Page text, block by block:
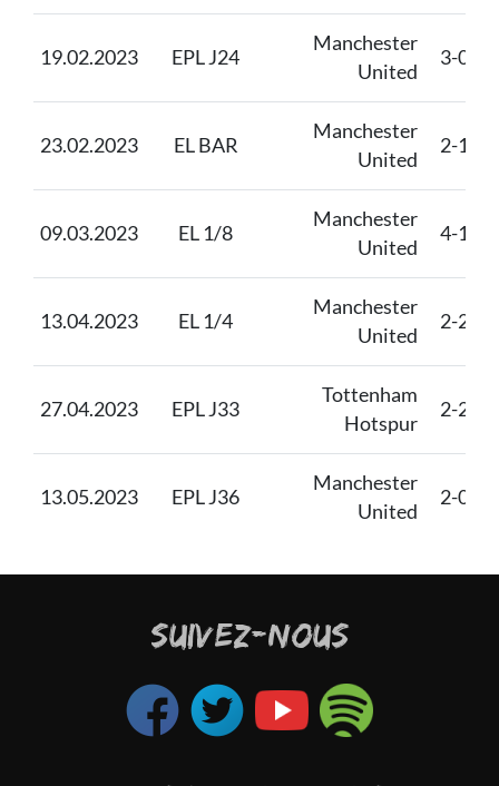
19.02.2023 EPL J24
Manchester
United
3-0
23.02.2023 EL BAR
Manchester
United
2-1
09.03.2023 EL 1/8
Manchester
United
4-1
13.04.2023 EL 1/4
Manchester
United
2-2
27.04.2023 EPL J33
Tottenham
Hotspur
2-2
13.05.2023 EPL J36
Manchester
United
2-0
SUIVEZ-NOUS